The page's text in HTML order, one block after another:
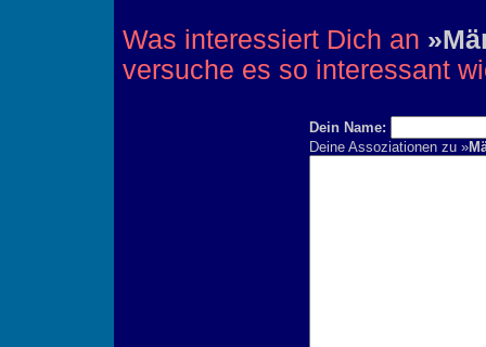
Was interessiert Dich an
versuche es so interessant
Dein Name:
Deine Assoziationen zu »